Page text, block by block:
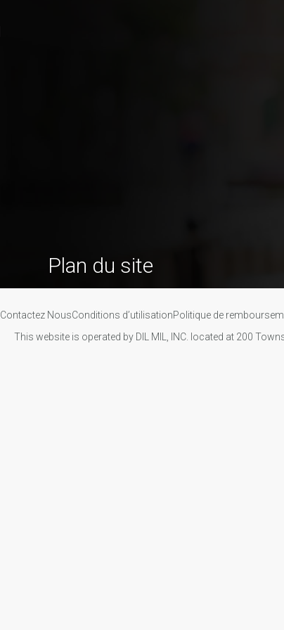
Plan du site
Contactez NousConditions d’utilisationPolitique de
This website is operated by DIL MIL, INC. located at 200